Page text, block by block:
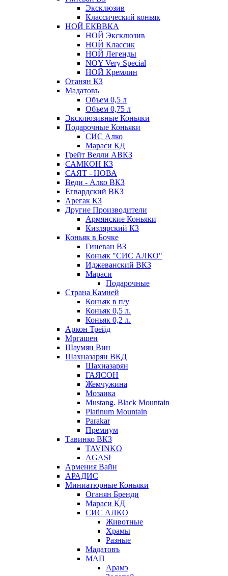
Эксклюзив
Классический коньяк
НОЙ ЕКВВКА
НОЙ Эксклюзив
НОЙ Классик
НОЙ Легенды
NOY Very Speсial
НОЙ Кремлин
Оганян КЗ
Мадатовъ
Объем 0,5 л
Объем 0,75 л
Эксклюзивные Коньяки
Подарочные Коньяки
СИС Алко
Мараси КД
Грейт Велли АВКЗ
САМКОН КЗ
САЯТ - НОВА
Веди - Алко ВКЗ
Егвардский ВКЗ
Арегак КЗ
Другие Производители
Армянские Коньяки
Кизлярский КЗ
Коньяк в Бочке
Гиневан ВЗ
Коньяк "СИС АЛКО"
Иджеванский ВКЗ
Мараси
Подарочные
Страна Камней
Коньяк в п/у
Коньяк 0,5 л.
Коньяк 0,2 л.
Аркон Трейд
Мргашен
Шаумян Вин
Шахназарян ВКД
Шахназарян
ГАЯСОН
Жемчужина
Мозаика
Mustang. Black Mountain
Platinum Mountain
Parakar
Премиум
Тавинко ВКЗ
TAVINKO
AGASI
Армения Вайн
АРАДИС
Миниатюрные Коньяки
Оганян Бренди
Мараси КД
СИС АЛКО
Животные
Храмы
Разные
Мадатовъ
МАП
Арамэ